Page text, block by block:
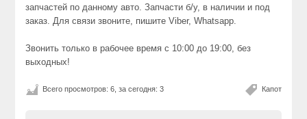
запчастей по данному авто. Запчасти б/у, в наличии и под
заказ. Для связи звоните, пишите Viber, Whatsapp.
Звонить только в рабочее время с 10:00 до 19:00, без
выходных!
Капот
Всего просмотров: 6, за сегодня: 3